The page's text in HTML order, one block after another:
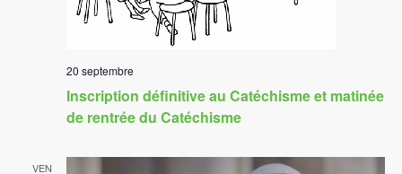
Inscription définitive au Catéchisme et matinée
de rentrée du Catéchisme
20 septembre
VEN